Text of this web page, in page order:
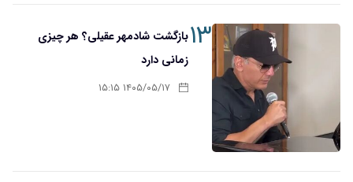
۱۳ بازگشت شادمهر عقیلی؟ هر چیزی
زمانی دارد
۱۴۰۵/۰۵/۱۷ ۱۵:۱۵